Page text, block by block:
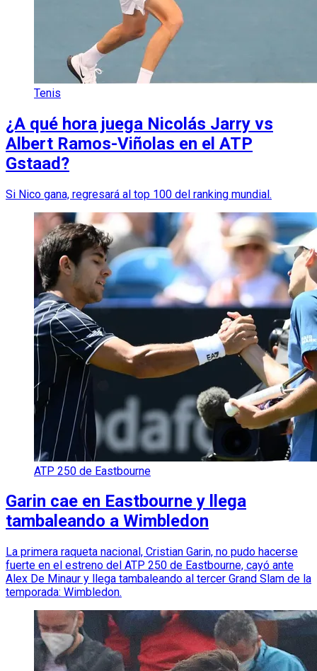
Tenis
¿A qué hora juega Nicolás Jarry vs
Albert Ramos-Viñolas en el ATP
Gstaad?
Si Nico gana, regresará al top 100 del ranking mundial.
ATP 250 de Eastbourne
Garin cae en Eastbourne y llega
tambaleando a Wimbledon
La primera raqueta nacional, Cristian Garin, no pudo hacerse
fuerte en el estreno del ATP 250 de Eastbourne, cayó ante
Alex De Minaur y llega tambaleando al tercer Grand Slam de la
temporada: Wimbledon.